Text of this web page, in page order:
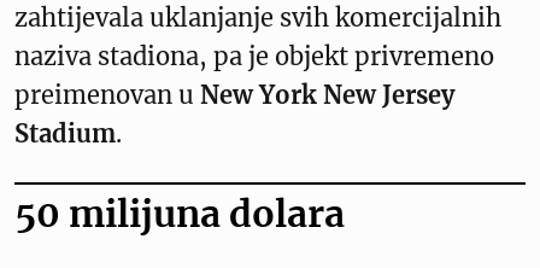
zahtijevala uklanjanje svih komercijalnih
naziva stadiona, pa je objekt privremeno
preimenovan u New York New Jersey
Stadium.
50 milijuna dolara